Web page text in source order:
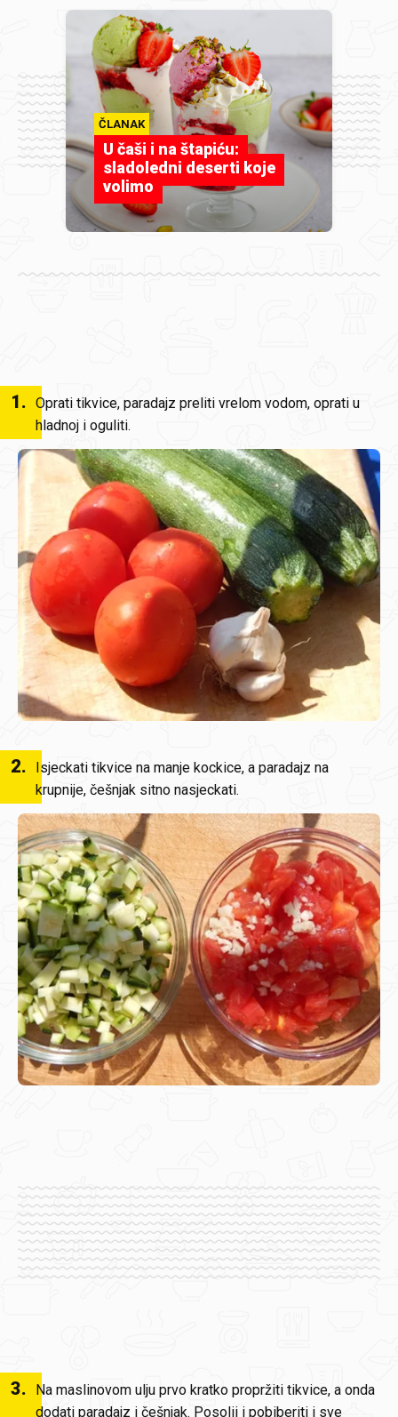
ČLANAK
U čaši i na štapiću:
sladoledni deserti koje
volimo
1. Oprati tikvice, paradajz preliti vrelom vodom, oprati u
hladnoj i oguliti.
2.
Isjeckati tikvice na manje kockice, a paradajz na
krupnije, češnjak sitno nasjeckati.
3.
Na maslinovom ulju prvo kratko propržiti tikvice, a onda
dodati paradajz i češnjak. Posolii i pobiberiti i sve